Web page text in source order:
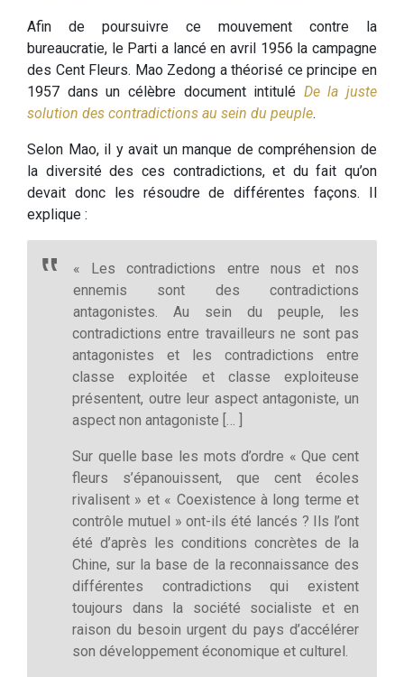
Afin de poursuivre ce mouvement contre la
bureaucratie, le Parti a lancé en avril 1956 la campagne
des Cent Fleurs. Mao Zedong a théorisé ce principe en
1957 dans un célèbre document intitulé De la juste
solution des contradictions au sein du peuple.
Selon Mao, il y avait un manque de compréhension de
la diversité des ces contradictions, et du fait qu’on
devait donc les résoudre de différentes façons. Il
explique :
« Les contradictions entre nous et nos
ennemis sont des contradictions
antagonistes. Au sein du peuple, les
contradictions entre travailleurs ne sont pas
antagonistes et les contradictions entre
classe exploitée et classe exploiteuse
présentent, outre leur aspect antagoniste, un
aspect non antagoniste [… ]
Sur quelle base les mots d’ordre « Que cent
fleurs s’épanouissent, que cent écoles
rivalisent » et « Coexistence à long terme et
contrôle mutuel » ont-ils été lancés ? Ils l’ont
été d’après les conditions concrètes de la
Chine, sur la base de la reconnaissance des
différentes contradictions qui existent
toujours dans la société socialiste et en
raison du besoin urgent du pays d’accélérer
son développement économique et culturel.